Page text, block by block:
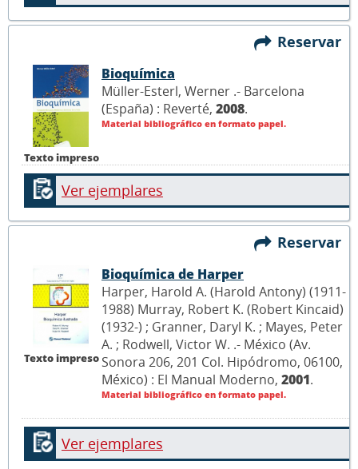
Reservar
Texto impreso
Bioquímica
Müller-Esterl, Werner .- Barcelona
(España) : Reverté, 2008.
Material bibliográfico en formato papel.
Ver ejemplares
Reservar
Texto impreso
Bioquímica de Harper
Harper, Harold A. (Harold Antony) (1911-
1988) Murray, Robert K. (Robert Kincaid)
(1932-) ; Granner, Daryl K. ; Mayes, Peter
A. ; Rodwell, Victor W. .- México (Av.
Sonora 206, 201 Col. Hipódromo, 06100,
México) : El Manual Moderno, 2001.
Material bibliográfico en formato papel.
Ver ejemplares